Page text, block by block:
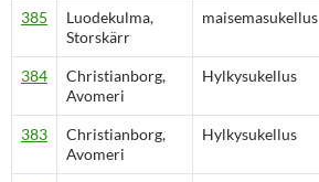
385
Luodekulma,
Storskärr
maisemasukellus
384
Christianborg,
Avomeri
Hylkysukellus
383
Christianborg,
Avomeri
Hylkysukellus